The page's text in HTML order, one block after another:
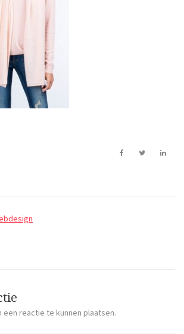
een reactie te kunnen plaatsen.